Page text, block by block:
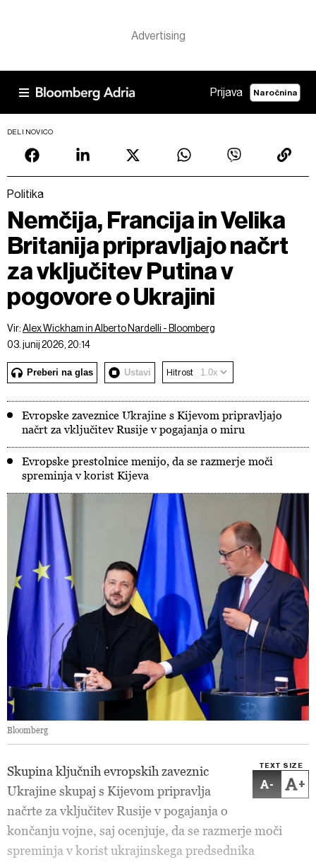
Prijava Naročnina
DELI NOVICO
Politika
Nemčija, Francija in Velika
Britanija pripravljajo načrt
za vključitev Putina v
pogovore o Ukrajini
Vir:Alex Wickham in Alberto Nardelli - Bloomberg
03. junij 2026, 20:14
Preberi na glas Ustavi Hitrost
Evropske zaveznice Ukrajine s Kijevom pripravljajo
načrt za vključitev Rusije v pogajanja o miru
Evropske prestolnice menijo, da se razmerje moči
spreminja v korist Kijeva
Bloomberg
TEXT SIZE
- +
Skupina ključnih evropskih zaveznic
Ukrajine skupaj s Kijevom pripravlja
načrte za vključitev Rusije v pogajanja o
končanju vojne, saj ocenjuje, da se razmerje moči
spreminja v korist ukrajinskega predsednika